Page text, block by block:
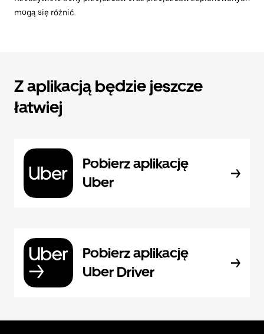
mogą się różnić.
Z aplikacją będzie jeszcze
łatwiej
Pobierz aplikację
Uber
Pobierz aplikację
Uber Driver